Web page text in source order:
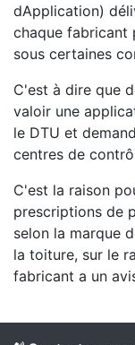
dApplication)
chaque fabricant
sous certaines
C'est à dire que
valoir une
le DTU et
centres de
C'est la raison
prescriptions de
selon la marque
la toiture, sur le
fabricant a un